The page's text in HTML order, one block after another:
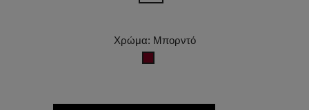
Χρώμα: Μπορντό